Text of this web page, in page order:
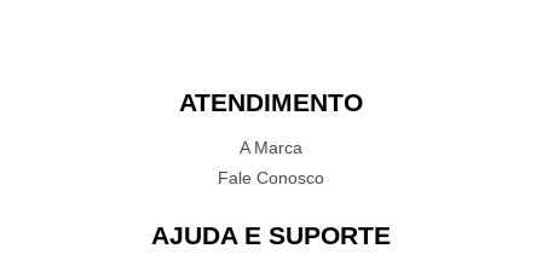
ATENDIMENTO
A Marca
Fale Conosco
AJUDA E SUPORTE